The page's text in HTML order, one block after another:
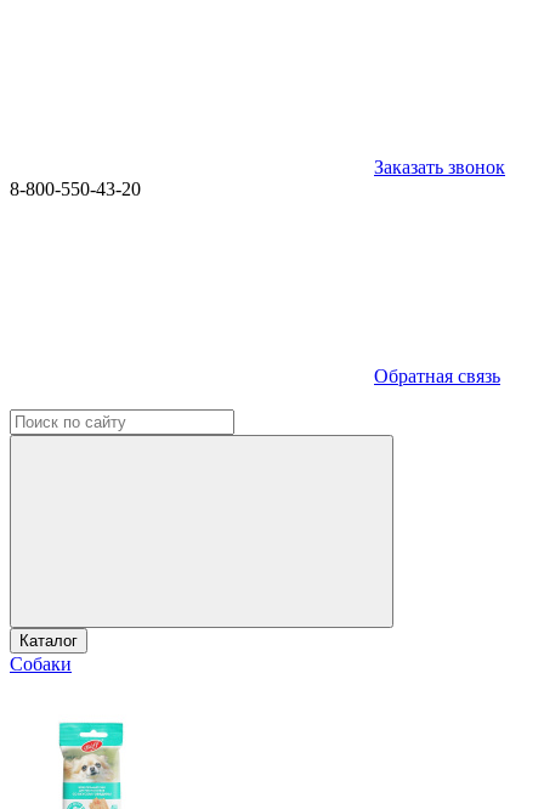
Заказать звонок
8-800-550-43-20
Обратная связь
Каталог
Собаки